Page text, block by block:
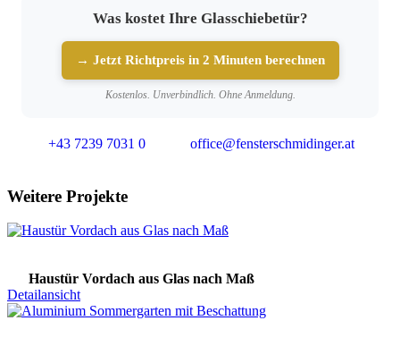
Was kostet Ihre Glasschiebetür?
→ Jetzt Richtpreis in 2 Minuten berechnen
Kostenlos. Unverbindlich. Ohne Anmeldung.
+43 7239 7031 0 office@fensterschmidinger.at
Weitere Projekte
Haustür Vordach aus Glas nach Maß
Detailansicht